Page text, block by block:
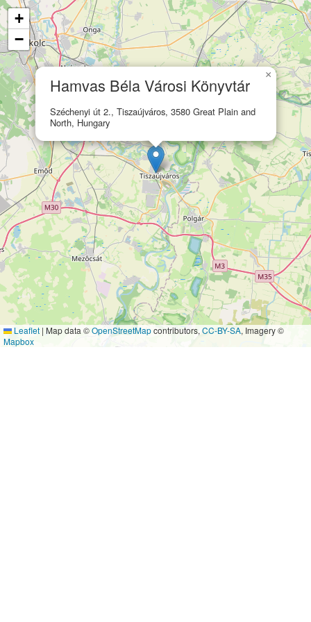
Hamvas Béla Városi Könyvtár
Széchenyi út 2., Tiszaújváros, 3580 Great Plain and
North, Hungary
×
+
−
Leaflet | Map data ©OpenStreetMapcontributors, CC-BY-SA, Imagery ©
Mapbox